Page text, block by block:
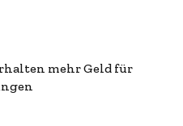
mehr Geld für